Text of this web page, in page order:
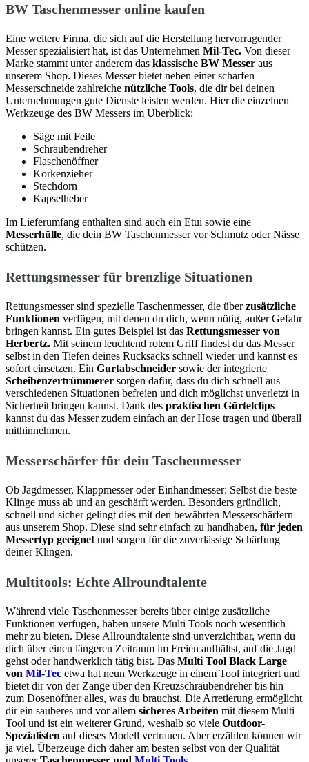
BW Taschenmesser online kaufen
Eine weitere Firma, die sich auf die Herstellung hervorragender
Messer spezialisiert hat, ist das Unternehmen Mil-Tec. Von dieser
Marke stammt unter anderem das klassische BW Messer aus
unserem Shop. Dieses Messer bietet neben einer scharfen
Messerschneide zahlreiche nützliche Tools, die dir bei deinen
Unternehmungen gute Dienste leisten werden. Hier die einzelnen
Werkzeuge des BW Messers im Überblick:
Säge mit Feile
Schraubendreher
Flaschenöffner
Korkenzieher
Stechdorn
Kapselheber
Im Lieferumfang enthalten sind auch ein Etui sowie eine
Messerhülle, die dein BW Taschenmesser vor Schmutz oder Nässe
schützen.
Rettungsmesser für brenzlige Situationen
Rettungsmesser sind spezielle Taschenmesser, die überzusätzliche
Funktionen verfügen, mit denen du dich, wenn nötig, außer Gefahr
bringen kannst. Ein gutes Beispiel ist das Rettungsmesser von
Herbertz. Mit seinem leuchtend rotem Griff findest du das Messer
selbst in den Tiefen deines Rucksacks schnell wieder und kannst es
sofort einsetzen. Ein Gurtabschneider sowie der integrierte
Scheibenzertrümmerer sorgen dafür, dass du dich schnell aus
verschiedenen Situationen befreien und dich möglichst unverletzt in
Sicherheit bringen kannst. Dank des praktischen Gürtelclips
kannst du das Messer zudem einfach an der Hose tragen und überall
mithinnehmen.
Messerschärfer für dein Taschenmesser
Ob Jagdmesser, Klappmesser oder Einhandmesser: Selbst die beste
Klinge muss ab und an geschärft werden. Besonders gründlich,
schnell und sicher gelingt dies mit den bewährten Messerschärfern
aus unserem Shop. Diese sind sehr einfach zu handhaben, für jeden
Messertyp geeignet und sorgen für die zuverlässige Schärfung
deiner Klingen.
Multitools: Echte Allroundtalente
Während viele Taschenmesser bereits über einige zusätzliche
Funktionen verfügen, haben unsere Multi Tools noch wesentlich
mehr zu bieten. Diese Allroundtalente sind unverzichtbar, wenn du
dich über einen längeren Zeitraum im Freien aufhältst, auf die Jagd
gehst oder handwerklich tätig bist. Das Multi Tool Black Large
von Mil-Tec etwa hat neun Werkzeuge in einem Tool integriert und
bietet dir von der Zange über den Kreuzschraubendreher bis hin
zum Dosenöffner alles, was du brauchst. Die Arretierung ermöglicht
dir ein sauberes und vor allem sicheres Arbeiten mit diesem Multi
Tool und ist ein weiterer Grund, weshalb so viele Outdoor-
Spezialisten auf dieses Modell vertrauen. Aber erzählen können wir
ja viel. Überzeuge dich daher am besten selbst von der Qualität